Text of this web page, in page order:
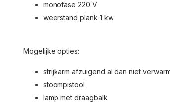
monofase 220 V
weerstand plank 1 kw
Mogelijke opties:
strijkarm afzuigend al dan niet
stoompistool
lamp met draagbalk